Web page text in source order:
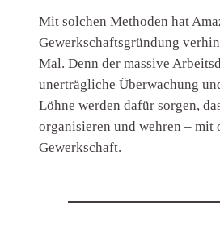
Mit solchen Methoden hat
Gewerkschaftsgründung
Mal. Denn der massive
unerträgliche Überwachung
Löhne werden dafür sorgen,
organisieren und wehren – mit
Gewerkschaft.